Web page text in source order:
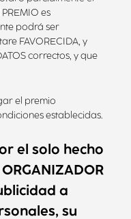
es
podrá ser
FAVORECIDA, y
correctos, y que
el premio
establecidas.
el solo hecho
a
su